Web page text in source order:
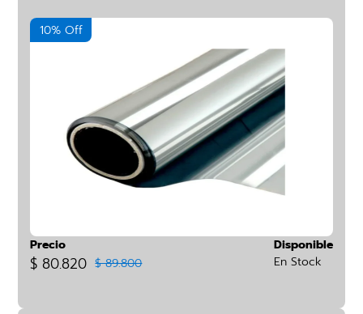
10% Off
Precio
$ 80.820 $ 89.800
Disponible
En Stock